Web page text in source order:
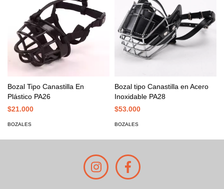
Bozal Tipo Canastilla En
Plástico PA26
$21.000
BOZALES
Bozal tipo Canastilla en Acero
Inoxidable PA28
$53.000
BOZALES